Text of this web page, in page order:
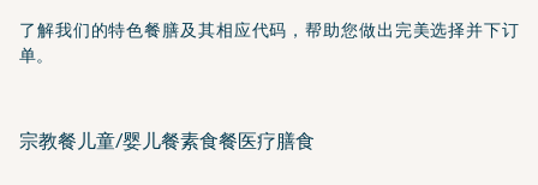
了解我们的特色餐膳及其相应代码，帮助您做出完美选择并下订
单。
宗教餐 儿童/婴儿餐素食餐医疗膳食